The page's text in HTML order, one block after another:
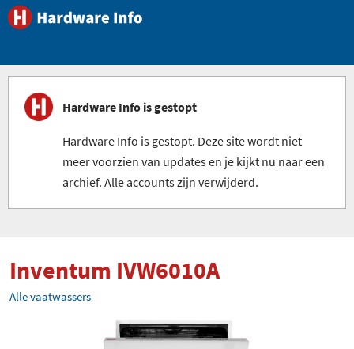
Hardware Info is gestopt
Hardware Info is gestopt. Deze site wordt niet
meer voorzien van updates en je kijkt nu naar een
archief. Alle accounts zijn verwijderd.
Inventum IVW6010A
Alle vaatwassers